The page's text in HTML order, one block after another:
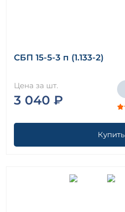
СБП 15-5-3 п (1.133-2)
Цена за шт.
3 040 ₽
Купить